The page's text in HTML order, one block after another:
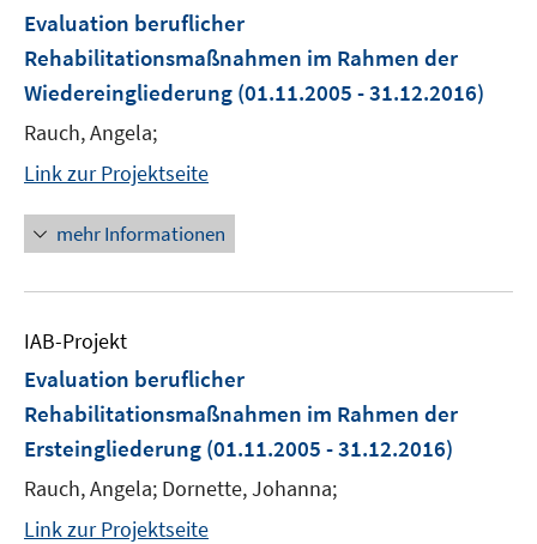
Evaluation beruflicher
Rehabilitationsmaßnahmen im Rahmen der
Wiedereingliederung (01.11.2005 - 31.12.2016)
Rauch, Angela;
Link zur Projektseite
mehr Informationen
IAB-Projekt
Evaluation beruflicher
Rehabilitationsmaßnahmen im Rahmen der
Ersteingliederung (01.11.2005 - 31.12.2016)
Rauch, Angela; Dornette, Johanna;
Link zur Projektseite